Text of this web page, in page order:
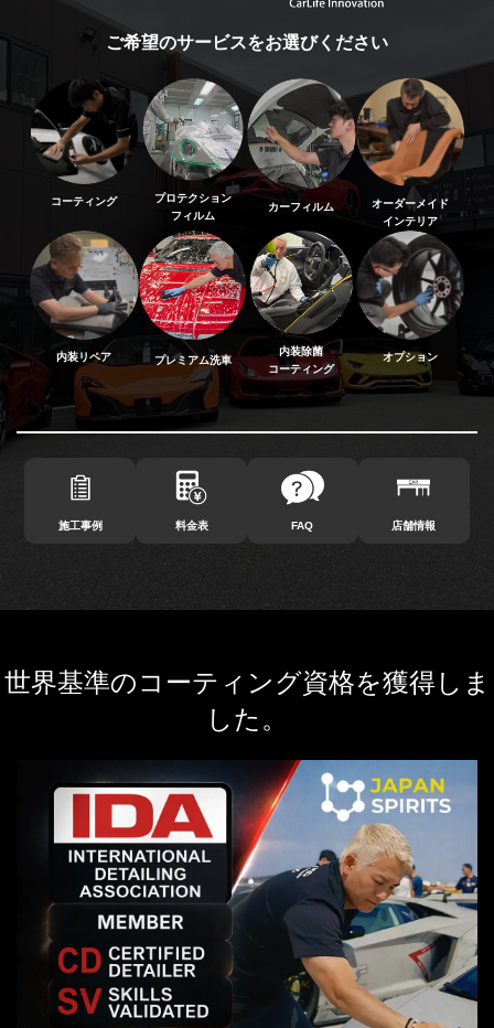
ご希望のサービスをお選びください
コーティング
プロテクション
フィルム
カーフィルム
オーダーメイド
インテリア
内装リペア プレミアム洗車
内装除菌
コーティング
オプション
施工事例 料金表 FAQ 店舗情報
世界基準のコーティング資格を獲得しま
した。